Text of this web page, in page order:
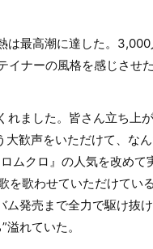
は最高潮に達した。3,000
ナーの風格を感じさせた
れました。皆さん立ち上
大歓声をいただけて、な
ムクロ』の人気を改めて
を歌わせていただけてい
発売まで全力で駆け抜
れていた。